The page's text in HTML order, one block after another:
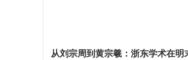
从刘宗周到黄宗羲：浙东学术在明